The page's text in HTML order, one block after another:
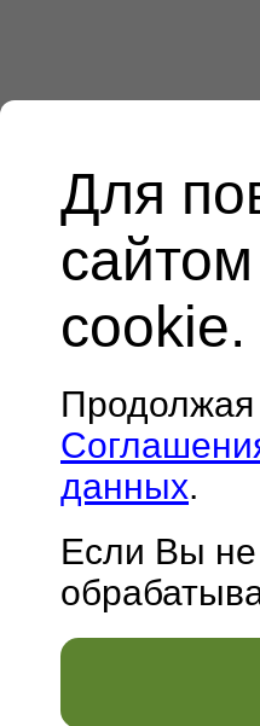
Для
cookie.
Продолжая
данных.
Если Вы не